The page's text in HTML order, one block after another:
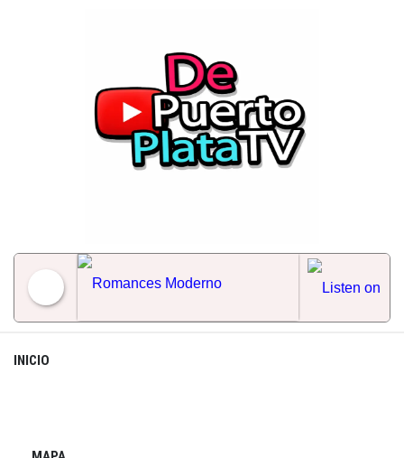
INICIO